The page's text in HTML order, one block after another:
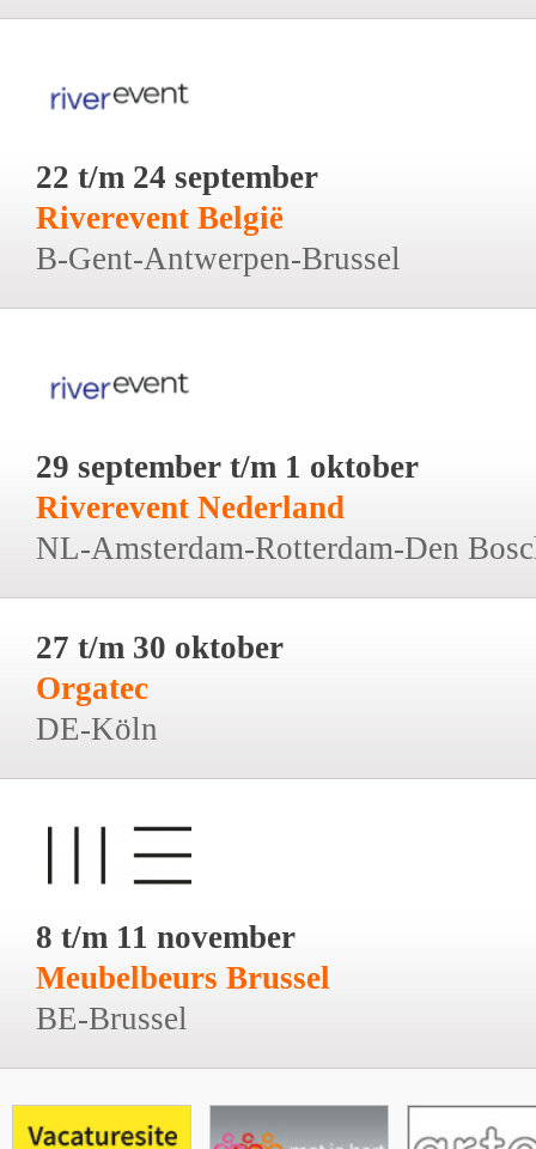
22 t/m 24 september
Riverevent België
B-Gent-Antwerpen-Brussel
29 september t/m 1 oktober
Riverevent Nederland
NL-Amsterdam-Rotterdam-Den
27 t/m 30 oktober
Orgatec
DE-Köln
8 t/m 11 november
Meubelbeurs Brussel
BE-Brussel